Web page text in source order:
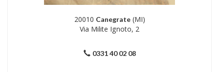
20010 Canegrate(MI)
Via Milite Ignoto, 2
0331 40 02 08